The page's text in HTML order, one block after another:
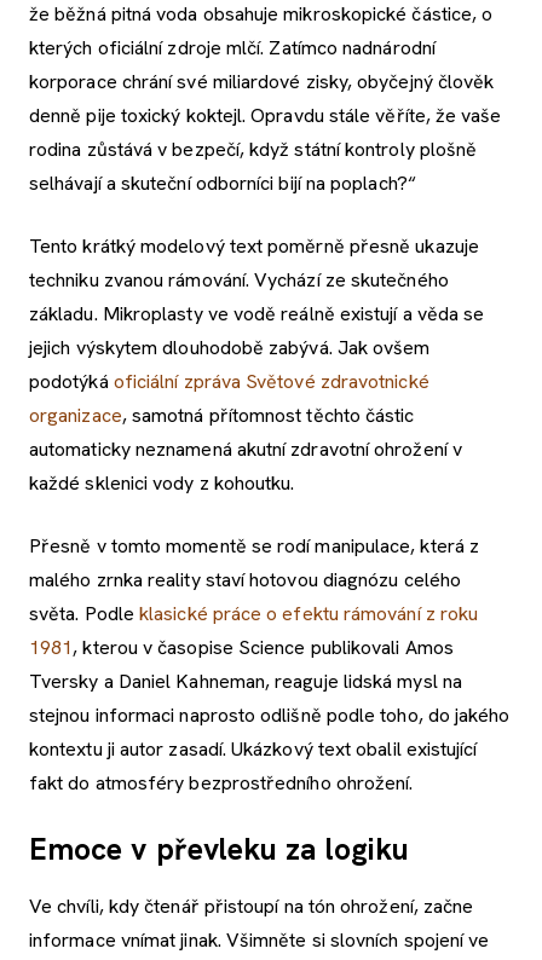
že běžná pitná voda obsahuje mikroskopické částice, o
kterých oficiální zdroje mlčí. Zatímco nadnárodní
korporace chrání své miliardové zisky, obyčejný člověk
denně pije toxický koktejl. Opravdu stále věříte, že vaše
rodina zůstává v bezpečí, když státní kontroly plošně
selhávají a skuteční odborníci bijí na poplach?“
Tento krátký modelový text poměrně přesně ukazuje
techniku zvanou rámování. Vychází ze skutečného
základu. Mikroplasty ve vodě reálně existují a věda se
jejich výskytem dlouhodobě zabývá. Jak ovšem
podotýká oficiální zpráva Světové zdravotnické
organizace, samotná přítomnost těchto částic
automaticky neznamená akutní zdravotní ohrožení v
každé sklenici vody z kohoutku.
Přesně v tomto momentě se rodí manipulace, která z
malého zrnka reality staví hotovou diagnózu celého
světa. Podleklasické práce o efektu rámování z roku
1981, kterou v časopise Science publikovali Amos
Tversky a Daniel Kahneman, reaguje lidská mysl na
stejnou informaci naprosto odlišně podle toho, do jakého
kontextu ji autor zasadí. Ukázkový text obalil existující
fakt do atmosféry bezprostředního ohrožení.
Emoce v převleku za logiku
Ve chvíli, kdy čtenář přistoupí na tón ohrožení, začne
informace vnímat jinak. Všimněte si slovních spojení ve